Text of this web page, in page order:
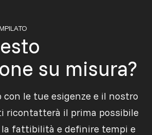
su misura?
con le tue esigenze e il nostro
ricontatterà il prima possibile
la fattibilità e definire tempi e